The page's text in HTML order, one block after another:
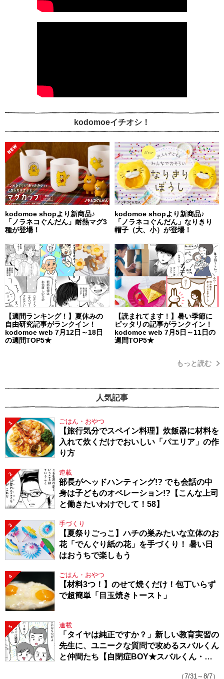
kodomoeイチオシ！
kodomoe shopより新商品♪
「ノラネコぐんだん」耐熱マグ3
種が登場！
kodomoe shopより新商品♪
「ノラネコぐんだん」なりきり
帽子（大、小）が登場！
【週間ランキング！】夏休みの
自由研究記事がランクイン！
kodomoe web 7月12日～18日
の週間TOP5★
【読まれてます！】暑い季節に
ピッタリの記事がランクイン！
kodomoe web 7月5日～11日の
週間TOP5★
もっと読む
人気記事
1 ごはん・おやつ
【旅行気分でスペイン料理】炊飯器に材料を
入れて炊くだけでおいしい「パエリア」の作
り方
2 連載
部長がヘッドハンティング!? でも会話の中
身は子どものオペレーション!?【こんな上司
と働きたいわけでして！58】
3 手づくり
【夏祭りごっこ】ハチの巣みたいな立体のお
花「でんぐり紙の花」を手づくり！ 暑い日
はおうちで楽しもう
4 ごはん・おやつ
【材料3つ！】のせて焼くだけ！包丁いらず
で超簡単「目玉焼きトースト」
5 連載
「タイヤは純正ですか？」新しい教育実習の
先生に、ユニークな質問で攻めるスバルくん
と仲間たち【自閉症BOY★スバルくん・
（7/31～8/7）